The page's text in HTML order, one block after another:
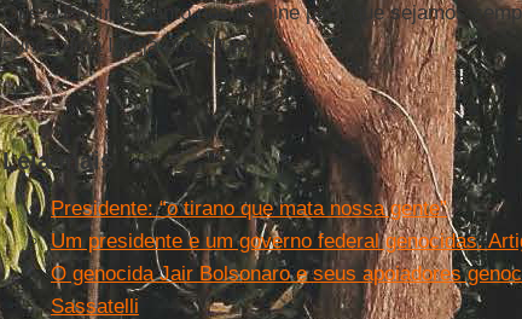
Que o Espírito Santo nos ilumine para que sejamos
nunca uma Igreja prostituta!
Leia mais
Presidente: “o tirano que mata nossa gente”
Um presidente e um governo federal genocidas.
O genocida Jair Bolsonaro e seus apoiadores
Sassatelli